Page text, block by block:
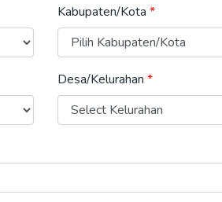
Kabupaten/Kota
Desa/Kelurahan